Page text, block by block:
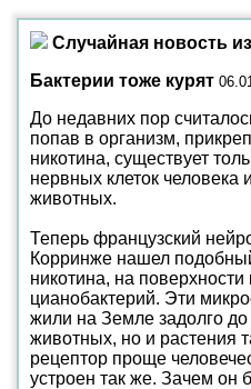
Случайная новость
Бактерии тоже курят
До недавних пор
попав в организм,
никотина, существует
нервных клеток человека
животных.
Теперь французский
Корринже нашел
никотина, на
цианобактерий. Эти
жили на Земле задолго
животных, но и растения
рецептор проще
устроен так же. Зачем он